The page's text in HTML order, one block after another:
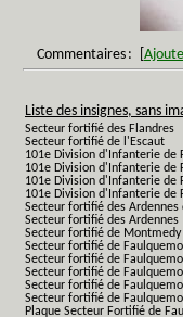
Commentaires :
Liste des insignes, sans
Secteur fortifié des Flandres
Secteur fortifié de l'Escaut
101e Division d'Infanterie de
101e Division d'Infanterie de
101e Division d'Infanterie de
101e Division d'Infanterie de
Secteur fortifié des Ardennes
Secteur fortifié des Ardennes
Secteur fortifié de Montmedy
Secteur fortifié de
Secteur fortifié de
Secteur fortifié de
Secteur fortifié de
Secteur fortifié de
Plaque Secteur Fortifié de